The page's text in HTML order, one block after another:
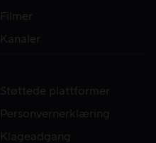
Filmer
Kanaler
Støttede plattformer
Personvernerklæring
Klageadgang